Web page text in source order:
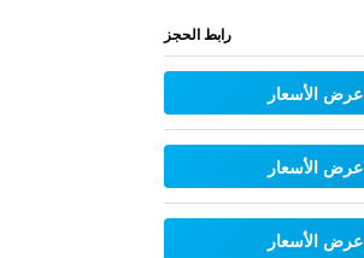
رابط الحجز
عرض الأسعار
عرض الأسعار
عرض الأسعار